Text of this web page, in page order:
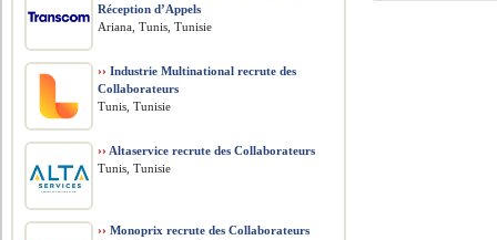
Réception d’Appels
Ariana, Tunis, Tunisie
›› Industrie Multinational recrute des
Collaborateurs
Tunis, Tunisie
›› Altaservice recrute des Collaborateurs
Tunis, Tunisie
›› Monoprix recrute des Collaborateurs